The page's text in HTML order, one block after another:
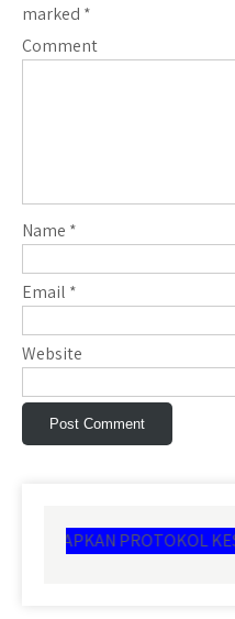
marked *
Comment
Name *
Email *
Website
PROTOKOL